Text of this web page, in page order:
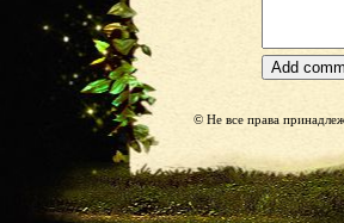
© Не все права